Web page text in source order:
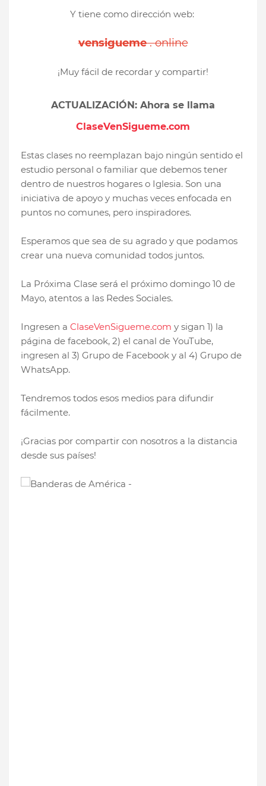
Y tiene como dirección web:
vensigueme. online
¡Muy fácil de recordar y compartir!
ACTUALIZACIÓN: Ahora se llama
ClaseVenSigueme.com
Estas clases no reemplazan bajo ningún sentido el
estudio personal o familiar que debemos tener
dentro de nuestros hogares o Iglesia. Son una
iniciativa de apoyo y muchas veces enfocada en
puntos no comunes, pero inspiradores.
Esperamos que sea de su agrado y que podamos
crear una nueva comunidad todos juntos.
La Próxima Clase será el próximo domingo 10 de
Mayo, atentos a las Redes Sociales.
Ingresen a ClaseVenSigueme.com y sigan 1) la
página de facebook, 2) el canal de YouTube,
ingresen al 3) Grupo de Facebook y al 4) Grupo de
WhatsApp.
Tendremos todos esos medios para difundir
fácilmente.
¡Gracias por compartir con nosotros a la distancia
desde sus países!